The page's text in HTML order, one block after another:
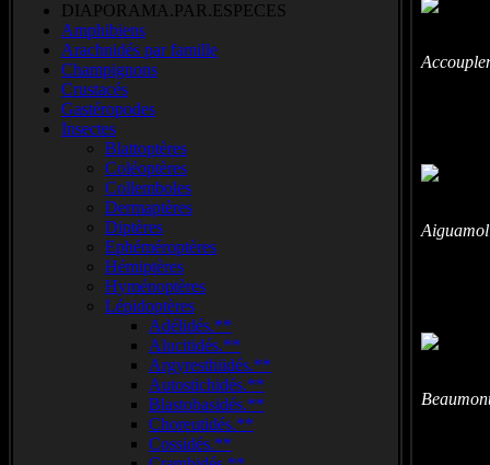
DIAPORAMA.PAR.ESPECES
Amphibiens
Arachnidés par famille
Champignons
Crustacés
Gastéropodes
Insectes
Blattoptères
Coléoptères
Collemboles
Dermaptères
Diptères
Ephéméroptères
Hémiptères
Hyménoptères
Lépidoptères
Adélidés.**
Alucitidés.**
Argyresthiidés.**
Autostichidés.**
Blastobasidés.**
Choreutidés.**
Cossidés.**